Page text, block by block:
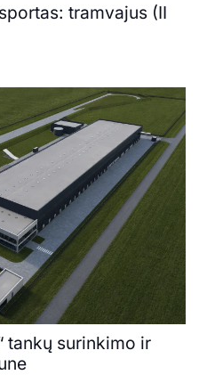
tramvajus (II
tankų surinkimo ir